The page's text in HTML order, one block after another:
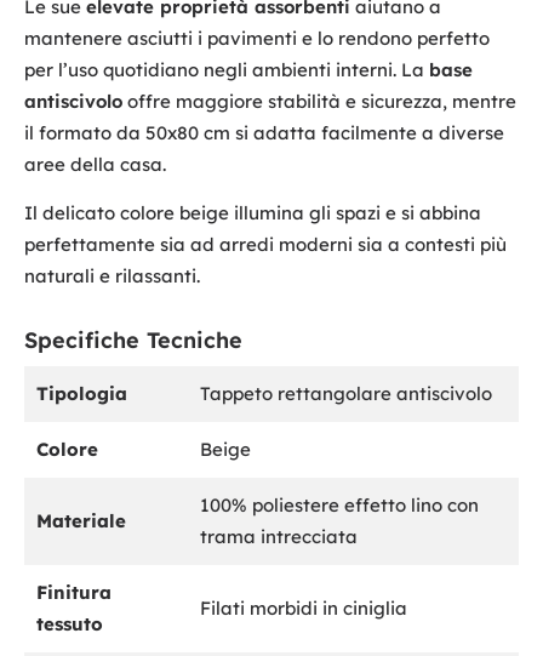
Le sue elevate proprietà assorbenti aiutano a
mantenere asciutti i pavimenti e lo rendono perfetto
per l’uso quotidiano negli ambienti interni. La base
antiscivolo offre maggiore stabilità e sicurezza, mentre
il formato da 50x80 cm si adatta facilmente a diverse
aree della casa.
Il delicato colore beige illumina gli spazi e si abbina
perfettamente sia ad arredi moderni sia a contesti più
naturali e rilassanti.
Specifiche Tecniche
Tipologia Tappeto rettangolare antiscivolo
Colore Beige
Materiale
100% poliestere effetto lino con
trama intrecciata
Finitura
tessuto
Filati morbidi in ciniglia